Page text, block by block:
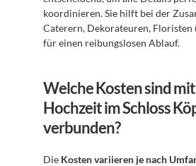
koordinieren. Sie hilft bei der
Caterern, Dekorateuren, Floristen
für einen reibungslosen Ablauf.
Welche Kosten sind
Hochzeit im Schloss
verbunden?
Die Kosten variieren je nach